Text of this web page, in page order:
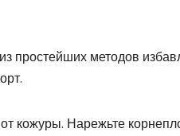
простейших методов
кожуры. Нарежьте